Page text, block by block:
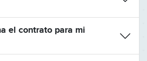
el contrato para mi